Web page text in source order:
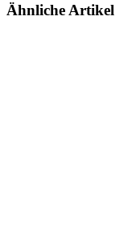
Ähnliche Artikel